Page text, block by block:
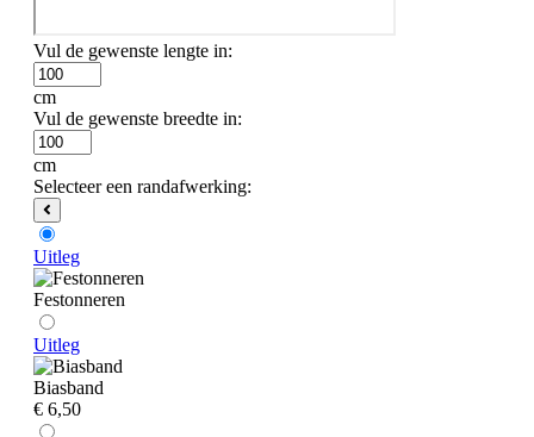
Vul de gewenste lengte in:
cm
Vul de gewenste breedte in:
cm
Selecteer een randafwerking:
Uitleg
Festonneren
Uitleg
Biasband
€ 6,50